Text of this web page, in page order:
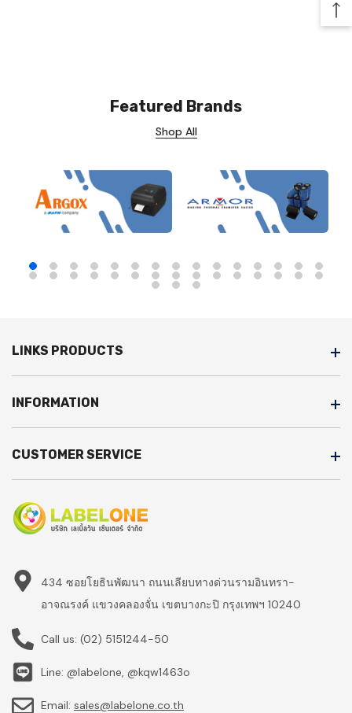
Featured Brands
Shop All
LINKS PRODUCTS
INFORMATION
CUSTOMER SERVICE
434 ซอยโยธินพัฒนา ถนนเลียบทางด่วนรามอินทรา-
อาจณรงค์ แขวงคลองจั่น เขตบางกะปิ กรุงเทพฯ 10240
Call us: (02) 5151244-50
Line: @labelone, @kqw1463o
Email: sales@labelone.co.th